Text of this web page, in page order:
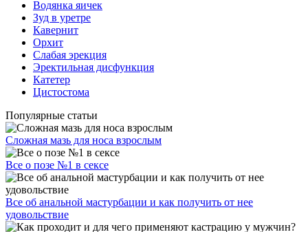
Водянка яичек
Зуд в уретре
Кавернит
Орхит
Слабая эрекция
Эректильная дисфункция
Катетер
Цистостома
Популярные статьи
Сложная мазь для носа взрослым
Все о позе №1 в сексе
Все об анальной мастурбации и как получить от нее
удовольствие